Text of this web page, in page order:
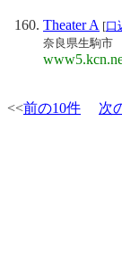
Theater A [口
奈良県生駒市
<<前の10件 次